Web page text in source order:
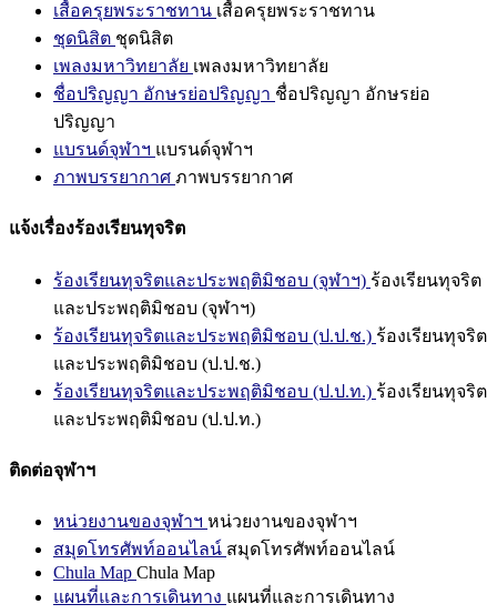
เสื้อครุยพระราชทาน เสื้อครุยพระราชทาน
ชุดนิสิต ชุดนิสิต
เพลงมหาวิทยาลัย เพลงมหาวิทยาลัย
ชื่อปริญญา อักษรย่อปริญญา ชื่อปริญญา อักษรย่อ
ปริญญา
แบรนด์จุฬาฯ แบรนด์จุฬาฯ
ภาพบรรยากาศ ภาพบรรยากาศ
แจ้งเรื่องร้องเรียนทุจริต
ร้องเรียนทุจริตและประพฤติมิชอบ (จุฬาฯ) ร้องเรียนทุจริต
และประพฤติมิชอบ (จุฬาฯ)
ร้องเรียนทุจริตและประพฤติมิชอบ (ป.ป.ช.) ร้องเรียนทุจริต
และประพฤติมิชอบ (ป.ป.ช.)
ร้องเรียนทุจริตและประพฤติมิชอบ (ป.ป.ท.) ร้องเรียนทุจริต
และประพฤติมิชอบ (ป.ป.ท.)
ติดต่อจุฬาฯ
หน่วยงานของจุฬาฯ หน่วยงานของจุฬาฯ
สมุดโทรศัพท์ออนไลน์ สมุดโทรศัพท์ออนไลน์
Chula Map Chula Map
แผนที่และการเดินทาง แผนที่และการเดินทาง